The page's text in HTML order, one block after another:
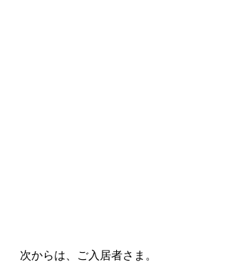
次からは、ご入居者さま。